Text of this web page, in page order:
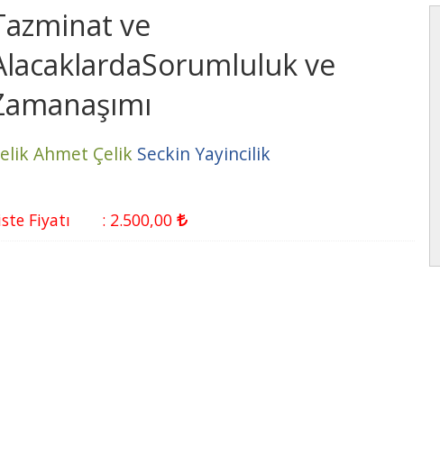
ve
ve
Ahmet Çelik Seckin Yayincilik
Fiyatı : 2.500,00